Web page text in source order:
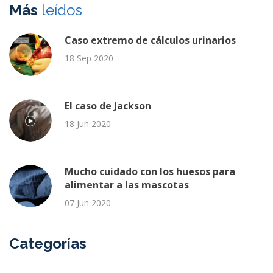
Más leídos
Caso extremo de cálculos urinarios
18 Sep 2020
El caso de Jackson
18 Jun 2020
Mucho cuidado con los huesos para
alimentar a las mascotas
07 Jun 2020
Categorías